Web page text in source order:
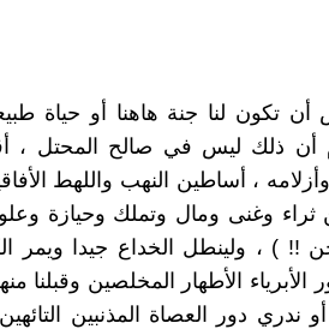
تكون لنا جنة هاهنا أو حياة
أن ذلك ليس في صالح المحتل ،
وأزلامه ، أساطين النهب واللهط
ثراء وغنى ومال وتملك وحيازة
!! ) ، ولينطل الخداع جيدا ويمر
الأبرياء الأطهار المخلصين
دور العصاة المذنبين التائهين